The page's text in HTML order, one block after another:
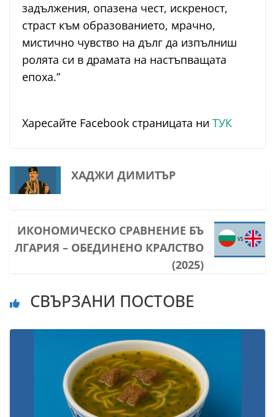
задължения, опазена чест, искреност,
страст към образованието, мрачно,
мистично чувство на дълг да изпълниш
ролята си в драмата на настъпващата
епоха.”
Харесайте Facebook страницата ни ТУК
ХАДЖИ ДИМИТЪР
ИКОНОМИЧЕСКО СРАВНЕНИЕ БЪ
ЛГАРИЯ – ОБЕДИНЕНО КРАЛСТВО
(2025)
СВЪРЗАНИ ПОСТОВЕ